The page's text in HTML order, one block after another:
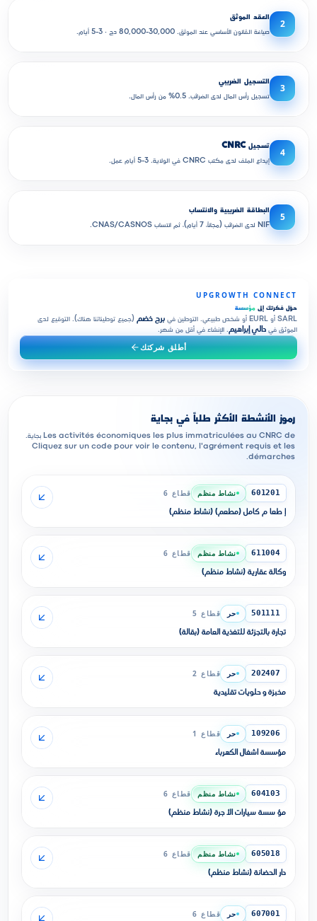
2
العقد الموثق
صياغة القانون الأساسي عند الموثق. 30,000-80,000 دج · 3-5 أيام.
3
التسجيل الضريبي
تسجيل رأس المال لدى الضرائب. 0.5% من رأس المال.
4
تسجيل CNRC
إيداع الملف لدى مكتب CNRC في الولاية. 3-5 أيام عمل.
5
البطاقة الضريبية والانتساب
NIF لدى الضرائب (مجاناً، 7 أيام)، ثم انتساب CNAS/CASNOS.
UPGROWTH CONNECT
حوّل فكرتك إلى مؤسسة
SARL أو EURL أو شخص طبيعي. التوطين في برج خضم (جميع توطيناتنا هناك). التوقيع لدى
الموثق في دالي إبراهيم. الإنشاء في أقل من شهر.
أطلق شركتك
رموز الأنشطة الأكثر طلباً في بجاية
Les activités économiques les plus immatriculées au CNRC de بجاية.
Cliquez sur un code pour voir le contenu, l'agrément requis et les
démarches.
601201 نشاط منظم قطاع 6
إ طعا م كامل (مطعم) (نشاط منظم)
611004 نشاط منظم قطاع 6
وكالة عقارية (نشاط منظم)
501111 حر قطاع 5
تجارة بالتجزئة للتغذية العامة (بقالة)
202407 حر قطاع 2
مخبزة و حلويات تقليدية
109206 حر قطاع 1
مؤسسة أشغال الكهرباء
604103 نشاط منظم قطاع 6
مؤ سسة سيارات الأ جرة (نشاط منظم)
605018 نشاط منظم قطاع 6
دار الحضانة (نشاط منظم)
607001 حر قطاع 6